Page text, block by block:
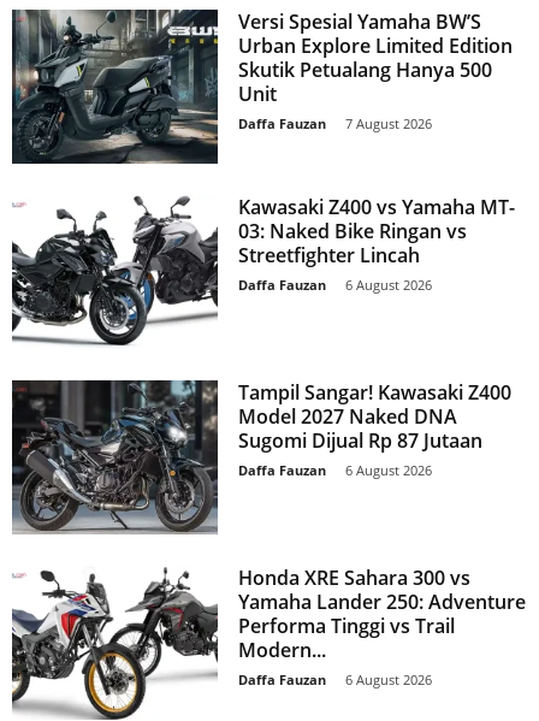
Versi Spesial Yamaha BW’S
Urban Explore Limited Edition
Skutik Petualang Hanya 500
Unit
Daffa Fauzan 7 August 2026
Kawasaki Z400 vs Yamaha MT-
03: Naked Bike Ringan vs
Streetfighter Lincah
Daffa Fauzan 6 August 2026
Tampil Sangar! Kawasaki Z400
Model 2027 Naked DNA
Sugomi Dijual Rp 87 Jutaan
Daffa Fauzan 6 August 2026
Honda XRE Sahara 300 vs
Yamaha Lander 250: Adventure
Performa Tinggi vs Trail
Modern...
Daffa Fauzan 6 August 2026